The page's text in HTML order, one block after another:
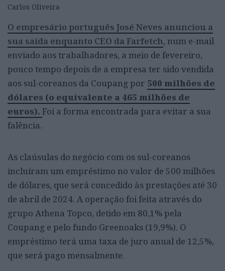
Carlos Oliveira
O empresário português José Neves anunciou a
sua saída enquanto CEO da Farfetch, num e-mail
enviado aos trabalhadores, a meio de fevereiro,
pouco tempo depois de a empresa ter sido vendida
aos sul-coreanos da Coupang por 500 milhões de
dólares (o equivalente a 465 milhões de
euros). Foi a forma encontrada para evitar a sua
falência.
As claúsulas do negócio com os sul-coreanos
incluíram um empréstimo no valor de 500 milhões
de dólares, que será concedido às prestações até 30
de abril de 2024. A operação foi feita através do
grupo Athena Topco, detido em 80,1% pela
Coupang e pelo fundo Greenoaks (19,9%). O
empréstimo terá uma taxa de juro anual de 12,5%,
que será pago mensalmente.